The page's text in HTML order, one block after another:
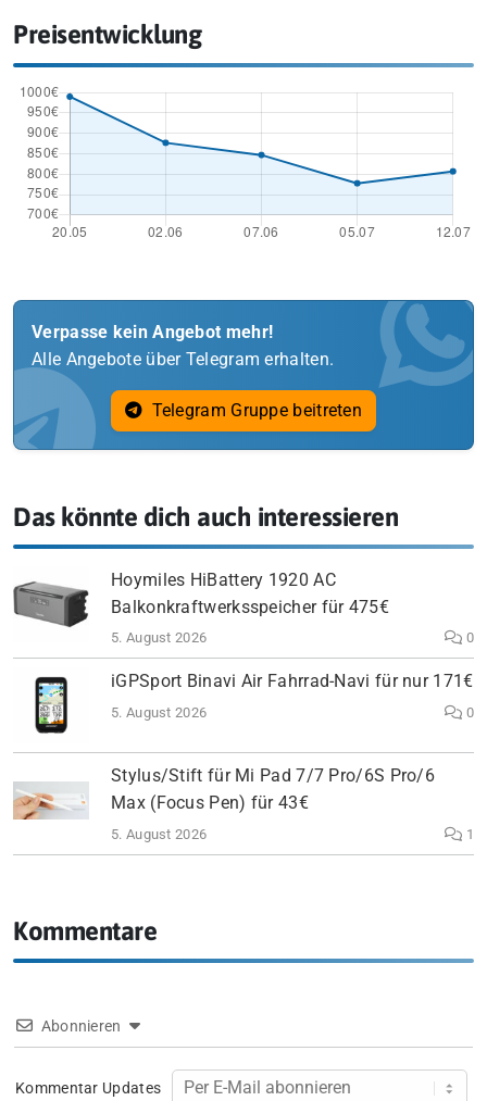
Preisentwicklung
Verpasse kein Angebot mehr!
Alle Angebote über Telegram erhalten.
Telegram Gruppe beitreten
Das könnte dich auch interessieren
Hoymiles HiBattery 1920 AC
Balkonkraftwerksspeicher für 475€
5. August 2026 0
iGPSport Binavi Air Fahrrad-Navi für nur 171€
5. August 2026 0
Stylus/Stift für Mi Pad 7/7 Pro/6S Pro/6
Max (Focus Pen) für 43€
5. August 2026 1
Kommentare
Abonnieren
Kommentar Updates